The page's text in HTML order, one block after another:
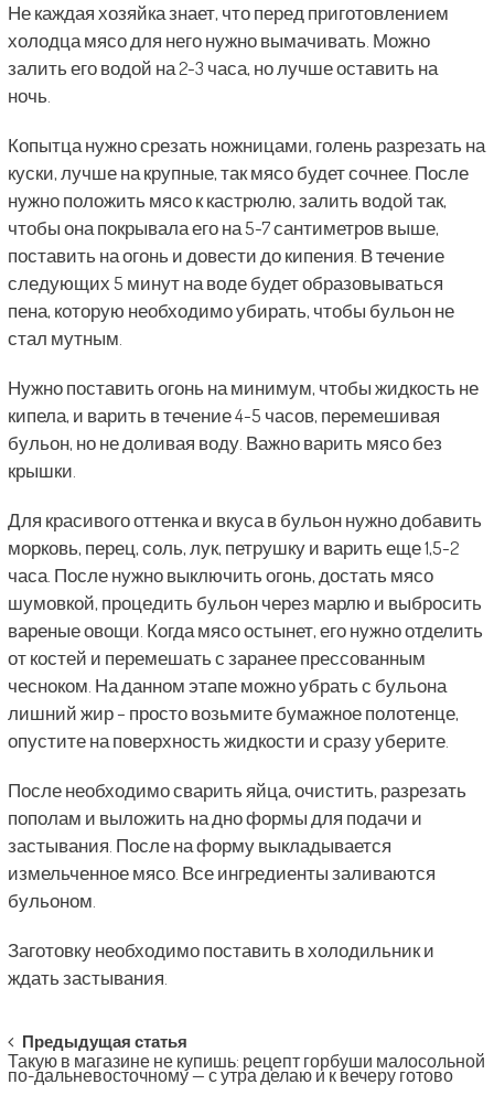
Не каждая хозяйка знает, что перед приготовлением
холодца мясо для него нужно вымачивать. Можно
залить его водой на 2-3 часа, но лучше оставить на
ночь.
Копытца нужно срезать ножницами, голень разрезать на
куски, лучше на крупные, так мясо будет сочнее. После
нужно положить мясо к кастрюлю, залить водой так,
чтобы она покрывала его на 5-7 сантиметров выше,
поставить на огонь и довести до кипения. В течение
следующих 5 минут на воде будет образовываться
пена, которую необходимо убирать, чтобы бульон не
стал мутным.
Нужно поставить огонь на минимум, чтобы жидкость не
кипела, и варить в течение 4-5 часов, перемешивая
бульон, но не доливая воду. Важно варить мясо без
крышки.
Для красивого оттенка и вкуса в бульон нужно добавить
морковь, перец, соль, лук, петрушку и варить еще 1,5-2
часа. После нужно выключить огонь, достать мясо
шумовкой, процедить бульон через марлю и выбросить
вареные овощи. Когда мясо остынет, его нужно отделить
от костей и перемешать с заранее прессованным
чесноком. На данном этапе можно убрать с бульона
лишний жир – просто возьмите бумажное полотенце,
опустите на поверхность жидкости и сразу уберите.
После необходимо сварить яйца, очистить, разрезать
пополам и выложить на дно формы для подачи и
застывания. После на форму выкладывается
измельченное мясо. Все ингредиенты заливаются
бульоном.
Заготовку необходимо поставить в холодильник и
ждать застывания.
Post
navigation
Предыдущая статья
Такую в магазине не купишь: рецепт горбуши малосольной
по-дальневосточному — с утра делаю и к вечеру готово